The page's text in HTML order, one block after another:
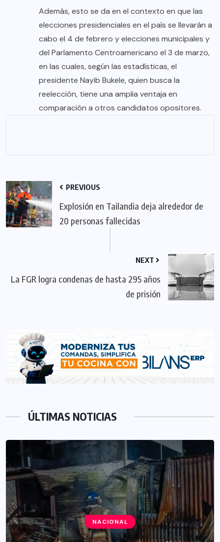
Además, esto se da en el contexto en que las
elecciones presidenciales en el país se llevarán a
cabo el 4 de febrero y elecciones municipales y
del Parlamento Centroamericano el 3 de marzo,
en las cuales, según las estadísticas, el
presidente Nayib Bukele, quien busca la
reelección, tiene una amplia ventaja en
comparación a otros candidatos opositores.
PREVIOUS
Explosión en Tailandia deja alrededor de
20 personas fallecidas
NEXT
La FGR logra condenas de hasta 295 años
de prisión
ÚLTIMAS NOTICIAS
NACIONAL